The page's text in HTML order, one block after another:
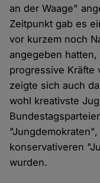
an der Waage"
Zeitpunkt gab es
vor kurzem noch
angegeben
progressive Kräfte
zeigte sich auch
wohl kreativste
konservativeren
wurden.